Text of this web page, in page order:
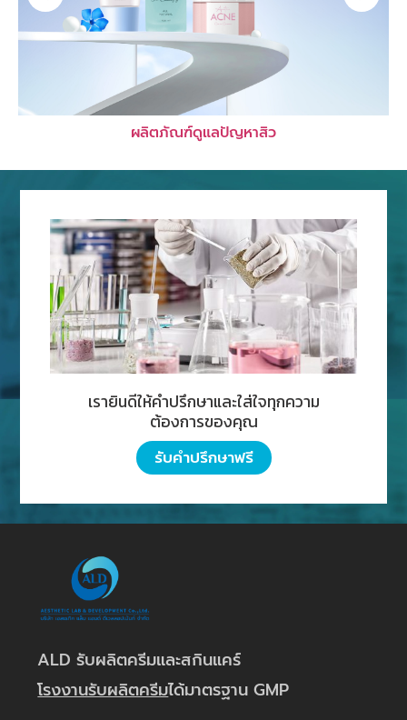
ผลิตภัณฑ์ดูแลปัญหาสิว
เรายินดีให้คำปรึกษาและใส่ใจทุกความ
ต้องการของคุณ
รับคำปรึกษาฟรี
ALD รับผลิตครีมและสกินแคร์
โรงงานรับผลิตครีมได้มาตรฐาน GMP